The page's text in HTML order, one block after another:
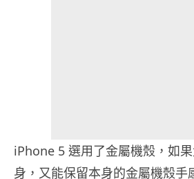
iPhone 5 選用了金屬機殼，如
身，又能保留本身的金屬機殼手